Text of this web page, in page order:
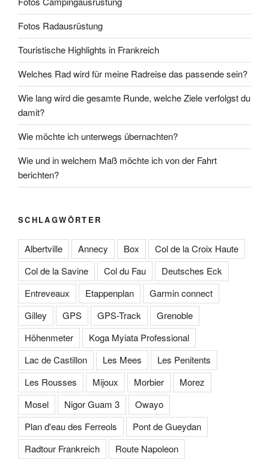
Fotos Radausrüstung
Touristische Highlights in Frankreich
Welches Rad wird für meine Radreise das passende sein?
Wie lang wird die gesamte Runde, welche Ziele verfolgst du
damit?
Wie möchte ich unterwegs übernachten?
Wie und in welchem Maß möchte ich von der Fahrt
berichten?
SCHLAGWÖRTER
Albertville Annecy Box
Col de la Croix Haute
Col de la Savine
Col du Fau
Deutsches Eck
Entreveaux
Etappenplan
Garmin connect
Gilley
GPS GPS-Track
Grenoble
Höhenmeter
Koga Myiata Professional
Lac de Castillon
Les Mees
Les Penitents
Les Rousses
Mijoux Morbier
Morez
Mosel
Nigor Guam 3
Owayo
Plan d'eau des Ferreols
Pont de Gueydan
Radtour Frankreich
Route Napoleon